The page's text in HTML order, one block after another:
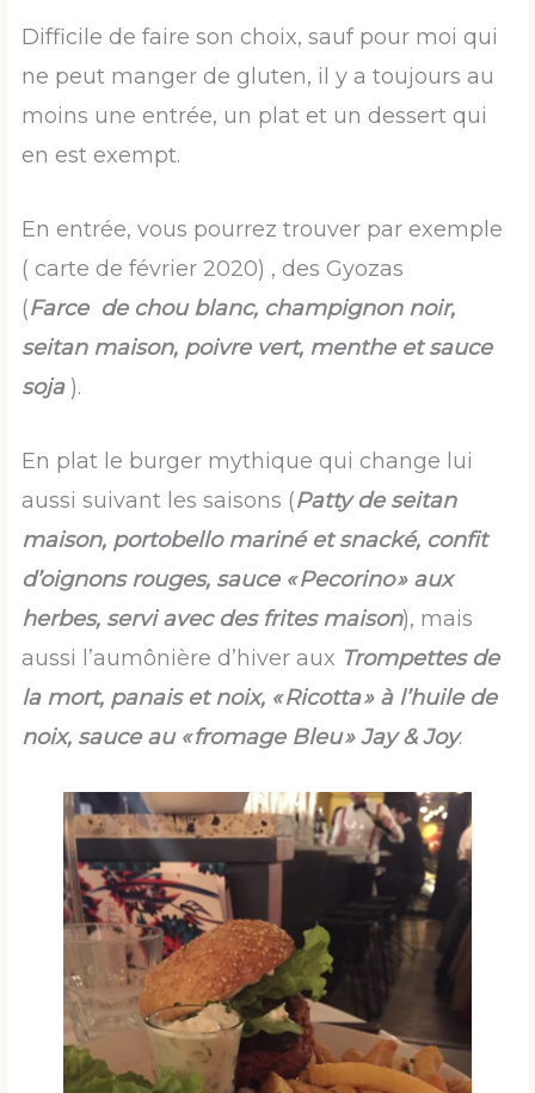
Difficile de faire son choix, sauf pour moi qui
ne peut manger de gluten, il y a toujours au
moins une entrée, un plat et un dessert qui
en est exempt.
En entrée, vous pourrez trouver par exemple
( carte de février 2020) , des Gyozas
(Farce de chou blanc, champignon noir,
seitan maison, poivre vert, menthe et sauce
soja ).
En plat le burger mythique qui change lui
aussi suivant les saisons (Patty de seitan
maison, portobello mariné et snacké, confit
d’oignons rouges, sauce « Pecorino » aux
herbes, servi avec des frites maison), mais
aussi l’aumônière d’hiver aux Trompettes de
la mort, panais et noix, « Ricotta » à l’huile de
noix, sauce au « fromage Bleu » Jay & Joy.